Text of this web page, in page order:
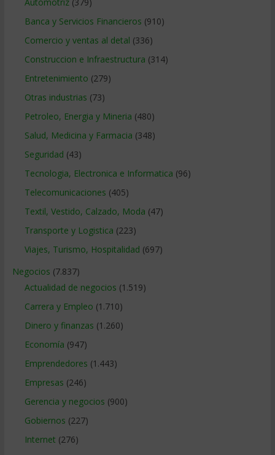
Banca y Servicios Financieros (910)
Comercio y ventas al detal (336)
Construccion e Infraestructura (314)
Entretenimiento (279)
Otras industrias (73)
Petroleo, Energia y Mineria (480)
Salud, Medicina y Farmacia (348)
Seguridad (43)
Tecnologia, Electronica e Informatica (96)
Telecomunicaciones (405)
Textil, Vestido, Calzado, Moda (47)
Transporte y Logistica (223)
Viajes, Turismo, Hospitalidad (697)
Negocios (7.837)
Actualidad de negocios (1.519)
Carrera y Empleo (1.710)
Dinero y finanzas (1.260)
Economía (947)
Emprendedores (1.443)
Empresas (246)
Gerencia y negocios (900)
Gobiernos (227)
Internet (276)